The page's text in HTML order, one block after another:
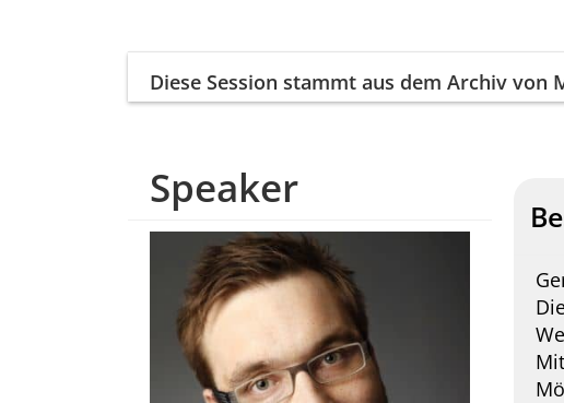
Diese Session stammt aus dem Archiv von
Speaker